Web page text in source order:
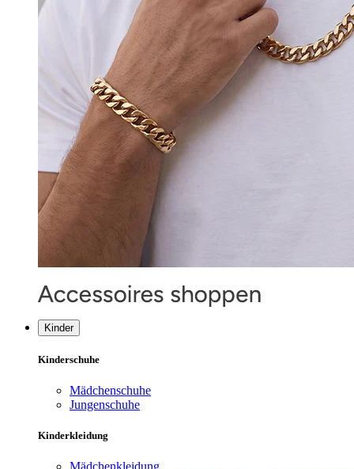
Kinder
Kinderschuhe
Mädchenschuhe
Jungenschuhe
Kinderkleidung